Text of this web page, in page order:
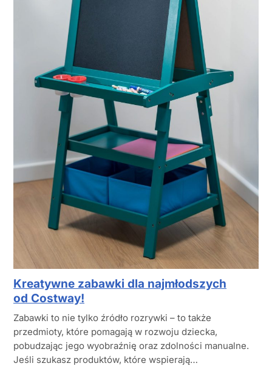
Kreatywne zabawki dla najmłodszych
od Costway!
Zabawki to nie tylko źródło rozrywki – to także
przedmioty, które pomagają w rozwoju dziecka,
pobudzając jego wyobraźnię oraz zdolności manualne.
Jeśli szukasz produktów, które wspierają…